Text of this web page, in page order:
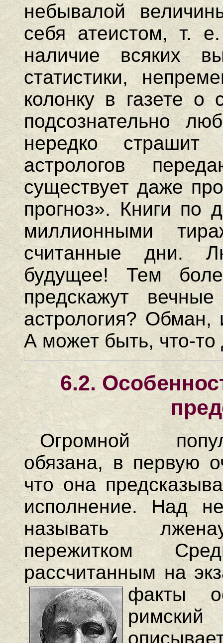
небывалой
себя атеистом, т.
наличие всяких
статистики,
колонку в газете о
подсознательно
нередко страшит
астрологов
существует даже
прогноз». Книги по
миллионными
считанные дни.
будущее! Тем
предскажут
астрология? Обман,
А может быть, что-то
6.2.
Огромной
обязана, в первую
что она
исполнение. Над
называть
пережитком
рассчитанным на
факты